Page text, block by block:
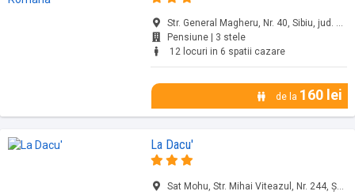
Str. General Magheru, Nr. 40, Sibiu, jud. Sibiu
Pensiune | 3 stele
12 locuri in 6 spatii cazare
de la 160 lei
La Dacu'
Sat Mohu, Str. Mihai Viteazul, Nr. 244, Şelimbăr, jud. Sibiu